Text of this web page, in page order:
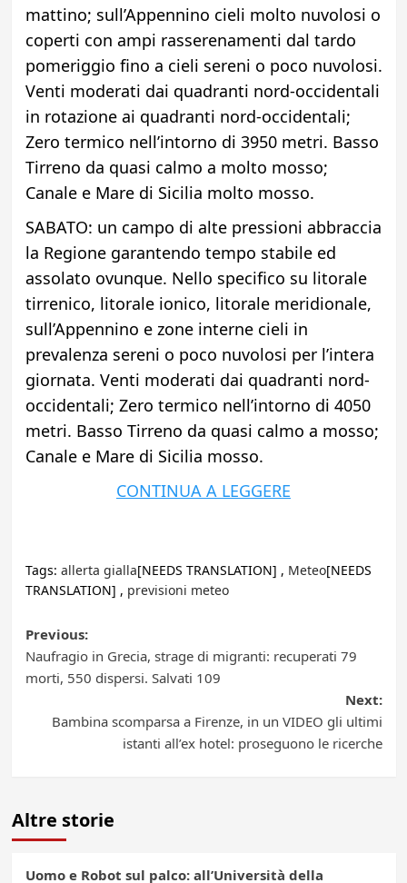
mattino; sull’Appennino cieli molto nuvolosi o
coperti con ampi rasserenamenti dal tardo
pomeriggio fino a cieli sereni o poco nuvolosi.
Venti moderati dai quadranti nord-occidentali
in rotazione ai quadranti nord-occidentali;
Zero termico nell’intorno di 3950 metri. Basso
Tirreno da quasi calmo a molto mosso;
Canale e Mare di Sicilia molto mosso.
SABATO: un campo di alte pressioni abbraccia
la Regione garantendo tempo stabile ed
assolato ovunque. Nello specifico su litorale
tirrenico, litorale ionico, litorale meridionale,
sull’Appennino e zone interne cieli in
prevalenza sereni o poco nuvolosi per l’intera
giornata. Venti moderati dai quadranti nord-
occidentali; Zero termico nell’intorno di 4050
metri. Basso Tirreno da quasi calmo a mosso;
Canale e Mare di Sicilia mosso.
CONTINUA A LEGGERE
Tags: allerta gialla[NEEDS TRANSLATION] , Meteo[NEEDS
TRANSLATION] , previsioni meteo
Post
navigation
Previous:
Naufragio in Grecia, strage di migranti: recuperati 79
morti, 550 dispersi. Salvati 109
Next:
Bambina scomparsa a Firenze, in un VIDEO gli ultimi
istanti all’ex hotel: proseguono le ricerche
Altre storie
Uomo e Robot sul palco: all’Università della